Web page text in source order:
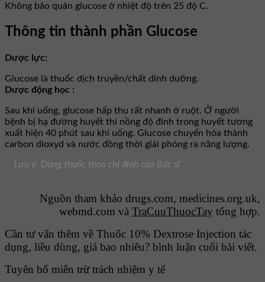
Không bảo quản glucose ở nhiệt độ trên 25 độ C.
Thông tin thành phần Glucose
Dược lực:
Glucose là thuốc dịch truyền/chất dinh dưỡng.
Dược động học :
Sau khi uống, glucose hấp thu rất nhanh ở ruột. Ở người
bệnh bị hạ đường huyết thì nồng độ đỉnh trong huyết tương
xuất hiện 40 phút sau khi uống. Glucose chuyển hóa thành
carbon dioxyd và nước đồng thời giải phóng ra năng lượng.
Lưu ý: Dùng thuốc theo chỉ định của Bác sĩ
Nguồn tham khảo drugs.com, medicines.org.uk,
webmd.com và TraCuuThuocTay tổng hợp.
Cần tư vấn thêm về Thuốc 10% Dextrose Injection tác
dụng, liều dùng, giá bao nhiêu? bình luận cuối bài viết.
Tuyên bố miễn trừ trách nhiệm y tế